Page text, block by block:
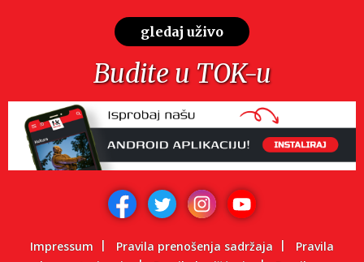
gledaj uživo
Budite u TOK-u
Impressum Pravila prenošenja sadržaja
Pravila